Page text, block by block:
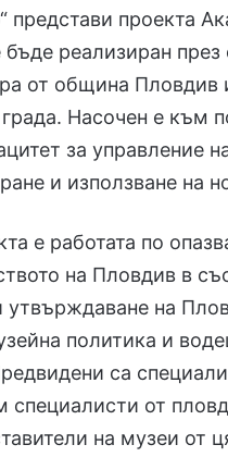
представи проекта
реализиран през
от община Пловдив
Насочен е към
за управление
и използване на
е работата по
на Пловдив в
утвърждаване на
политика и
са
специалисти от
на музеи от